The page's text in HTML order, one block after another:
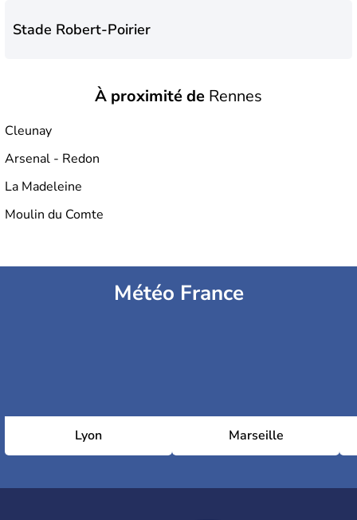
Stade Robert-Poirier
Stade Roger-Salengro
À proximité de Rennes
Cleunay
Arsenal - Redon
La Madeleine
Moulin du Comte
Météo France
Lyon Marseille